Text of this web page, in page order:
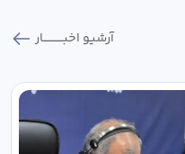
آرشیو اخبـــــــــــار